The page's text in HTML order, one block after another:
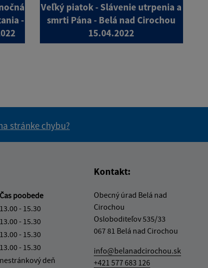
-
Veľký piatok - Slávenie utrpenia a
smrti Pána - Belá nad Cirochou
15.04.2022
stránke chybu?
Čas poobede
13.00 - 15.30
13.00 - 15.30
13.00 - 15.30
13.00 - 15.30
nestránkový deň
Kontakt:
Obecný úrad Belá nad
Cirochou
Osloboditeľov 535/33
067 81 Belá nad Cirochou
info@belanadcirochou.sk
+421 577 683 126